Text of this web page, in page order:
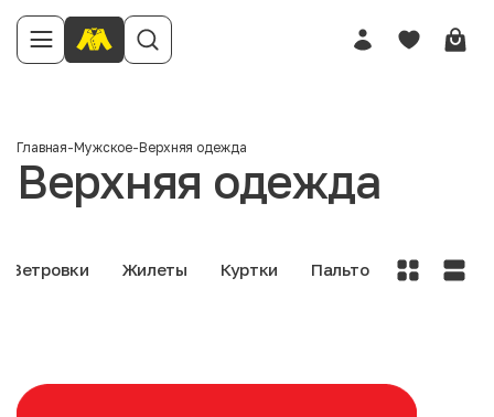
Главная-Мужское-Верхняя одежда
Верхняя одежда
Ветровки Жилеты Куртки Пальто